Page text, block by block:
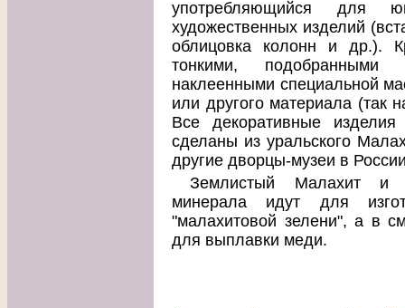
употребляющийся для
художественных изделий
облицовка колонн и др.).
тонкими, подобранными
наклеенными специальной
или другого материала (так
Все декоративные
сделаны из уральского
другие дворцы-музеи в
Землистый Малахит и
минерала идут для
"малахитовой зелени", а в
для выплавки меди.